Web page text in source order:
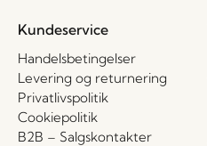
Kundeservice
Handelsbetingelser
Levering og returnering
Privatlivspolitik
Cookiepolitik
B2B – Salgskontakter